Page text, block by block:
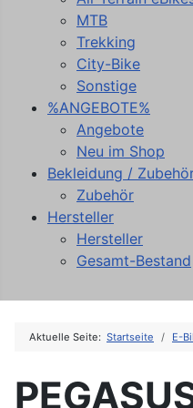
MTB
Trekking
City-Bike
Sonstige
%ANGEBOTE%
Angebote
Neu im Shop
Bekleidung /
Zubehör
Hersteller
Hersteller
Gesamt-Bestand
Aktuelle Seite: Startseite E-